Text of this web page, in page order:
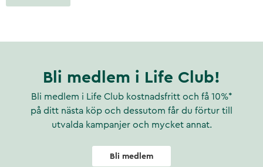
Bli medlem i Life Club!
Bli medlem i Life Club kostnadsfritt och få 10%*
på ditt nästa köp och dessutom får du förtur till
utvalda kampanjer och mycket annat.
Bli medlem